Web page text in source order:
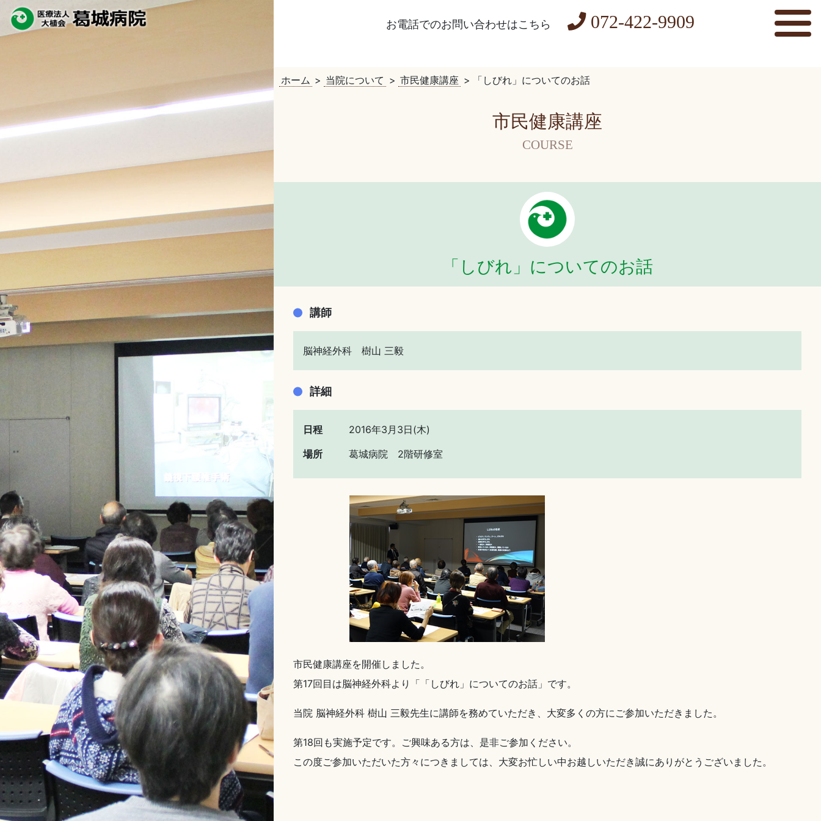
お電話でのお問い合わせはこちら 072-422-9909
ホーム > 当院について > 市民健康講座 > 「しびれ」についてのお話
市民健康講座
COURSE
「しびれ」についてのお話
講師
脳神経外科 樹山 三毅
詳細
日程
2016年3月3日(木)
場所
葛城病院 2階研修室
市民健康講座を開催しました。
第17回目は脳神経外科より「「しびれ」についてのお話」です。
当院 脳神経外科 樹山 三毅先生に講師を務めていただき、大変多くの方にご参加いただきました。
第18回も実施予定です。ご興味ある方は、是非ご参加ください。
この度ご参加いただいた方々につきましては、大変お忙しい中お越しいただき誠にありがとうございました。